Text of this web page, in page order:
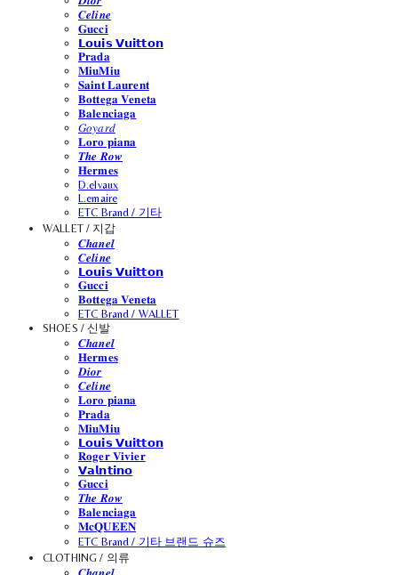
𝑪𝒆𝒍𝒊𝒏𝒆
𝐆𝐮𝐜𝐜𝐢
𝗟𝗼𝘂𝗶𝘀 𝗩𝘂𝗶𝘁𝘁𝗼𝗻
𝐏𝐫𝐚𝐝𝐚
𝐌𝐢𝐮𝐌𝐢𝐮
𝐒𝐚𝐢𝐧𝐭 𝐋𝐚𝐮𝐫𝐞𝐧𝐭
𝐁𝐨𝐭𝐭𝐞𝐠𝐚 𝐕𝐞𝐧𝐞𝐭𝐚
𝐁𝐚𝐥𝐞𝐧𝐜𝐢𝐚𝐠𝐚
𝐺𝑜𝑦𝑎𝑟𝑑
𝐋𝐨𝐫𝐨 𝐩𝐢𝐚𝐧𝐚
𝑻𝒉𝒆 𝑹𝒐𝒘
𝐇𝐞𝐫𝐦𝐞𝐬
D.elvaux
L.emaire
ETC Brand / 기타
WALLET / 지갑
𝑪𝒉𝒂𝒏𝒆𝒍
𝑪𝒆𝒍𝒊𝒏𝒆
𝗟𝗼𝘂𝗶𝘀 𝗩𝘂𝗶𝘁𝘁𝗼𝗻
𝐆𝐮𝐜𝐜𝐢
𝐁𝐨𝐭𝐭𝐞𝐠𝐚 𝐕𝐞𝐧𝐞𝐭𝐚
ETC Brand / WALLET
SHOES / 신발
𝑪𝒉𝒂𝒏𝒆𝒍
𝐇𝐞𝐫𝐦𝐞𝐬
𝑫𝒊𝒐𝒓
𝑪𝒆𝒍𝒊𝒏𝒆
𝐋𝐨𝐫𝐨 𝐩𝐢𝐚𝐧𝐚
𝐏𝐫𝐚𝐝𝐚
𝐌𝐢𝐮𝐌𝐢𝐮
𝗟𝗼𝘂𝗶𝘀 𝗩𝘂𝗶𝘁𝘁𝗼𝗻
𝐑𝐨𝐠𝐞𝐫 𝐕𝐢𝐯𝐢𝐞𝐫
𝗩𝗮𝗹𝗻𝘁𝗶𝗻𝗼
𝐆𝐮𝐜𝐜𝐢
𝑻𝒉𝒆 𝑹𝒐𝒘
𝐁𝐚𝐥𝐞𝐧𝐜𝐢𝐚𝐠𝐚
𝐌𝐜𝐐𝐔𝐄𝐄𝐍
ETC Brand / 기타 브랜드 슈즈
CLOTHING / 의류